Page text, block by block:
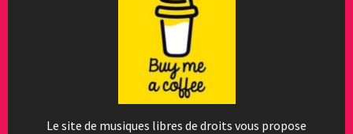
Le site de musiques libres de droits vous propose